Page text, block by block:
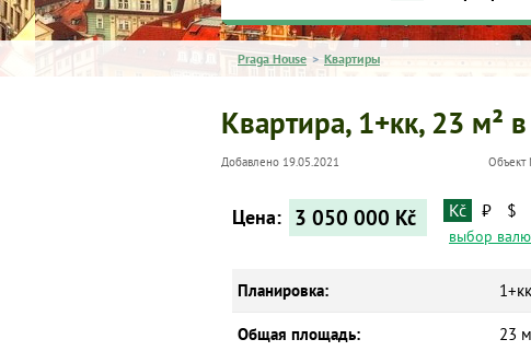
Praga House > Квартиры
Квартира, 1+кк, 23 м²
Добавлено 19.05.2021
Цена: 3 050 000 Kč Kč ₽ $
выбор
Планировка: 1+кк
Общая площадь: 23